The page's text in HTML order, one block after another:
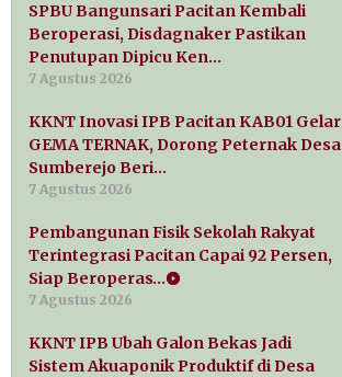
SPBU Bangunsari Pacitan Kembali
Beroperasi, Disdagnaker Pastikan
Penutupan Dipicu Ken…
7 Agustus 2026
KKNT Inovasi IPB Pacitan KAB01 Gelar
GEMA TERNAK, Dorong Peternak Desa
Sumberejo Beri…
7 Agustus 2026
Pembangunan Fisik Sekolah Rakyat
Terintegrasi Pacitan Capai 92 Persen,
Siap Beroperas…
7 Agustus 2026
KKNT IPB Ubah Galon Bekas Jadi
Sistem Akuaponik Produktif di Desa